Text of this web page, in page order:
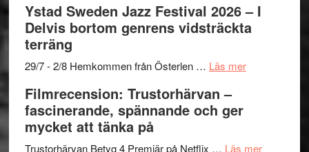
stipendium
Det
grönaste
–
och
lättsam
Ystad Sweden Jazz Festival 2026 – I
Delvis bortom genrens vidsträckta
terräng
29/7 - 2/8 Hemkommen från Österlen … Läs merom
2026
Filmrecension: Trustorhärvan –
fascinerande, spännande och ger
mycket att tänka på
Trustorhärvan Betyg 4 Premiär på Netflix … Läs merom